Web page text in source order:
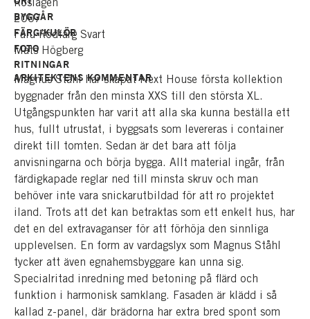
ARKITEKTENS KOMMENTAR
Magnus Ståhl har skapat Next House första kollektion
byggnader från den minsta XXS till den största XL.
Utgångspunkten har varit att alla ska kunna beställa ett
hus, fullt utrustat, i byggsats som levereras i container
direkt till tomten. Sedan är det bara att följa
anvisningarna och börja bygga. Allt material ingår, från
färdigkapade reglar ned till minsta skruv och man
behöver inte vara snickarutbildad för att ro projektet
iland. Trots att det kan betraktas som ett enkelt hus, har
det en del extravaganser för att förhöja den sinnliga
upplevelsen. En form av vardagslyx som Magnus Ståhl
tycker att även egnahemsbyggare kan unna sig.
Specialritad inredning med betoning på flärd och
funktion i harmonisk samklang. Fasaden är klädd i så
kallad z-panel, där brädorna har extra bred spont som
Roslagen
BYGGÅR
2007
FÄRG/KULÖR
Falu Rödfärg Svart
FOTO
Mats Högberg
RITNINGAR